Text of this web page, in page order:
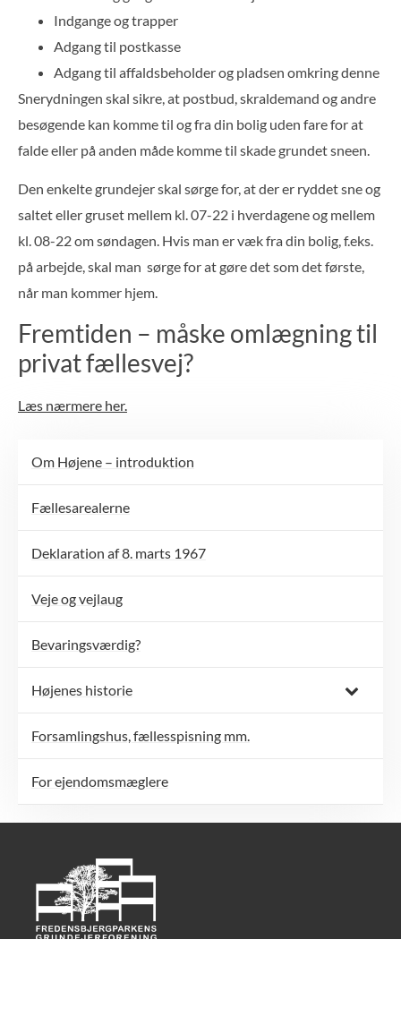
Om Højene – introduktion
Fællesarealerne
Deklaration af 8. marts 1967
Veje og vejlaug
Bevaringsværdig?
Højenes historie
Forsamlingshus, fællesspisning mm.
For ejendomsmæglere
Indgange og trapper
Adgang til postkasse
Adgang til affaldsbeholder og pladsen omkring denne
Snerydningen skal sikre, at postbud, skraldemand og andre
besøgende kan komme til og fra din bolig uden fare for at
falde eller på anden måde komme til skade grundet sneen.
Den enkelte grundejer skal sørge for, at der er ryddet sne og
saltet eller gruset mellem kl. 07-22 i hverdagene og mellem
kl. 08-22 om søndagen. Hvis man er væk fra din bolig, f.eks.
på arbejde, skal man sørge for at gøre det som det første,
når man kommer hjem.
Fremtiden – måske omlægning til
privat fællesvej?
Læs nærmere her.